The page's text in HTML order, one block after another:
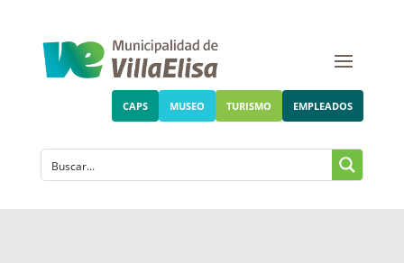
CAPS MUSEO TURISMO EMPLEADOS